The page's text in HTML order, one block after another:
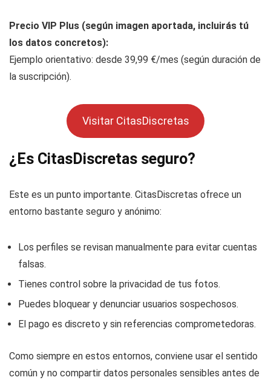
Precio VIP Plus (según imagen aportada, incluirás tú
los datos concretos):
Ejemplo orientativo: desde 39,99 €/mes (según duración de
la suscripción).
Visitar CitasDiscretas
¿Es CitasDiscretas seguro?
Este es un punto importante. CitasDiscretas ofrece un
entorno bastante seguro y anónimo:
Los perfiles se revisan manualmente para evitar cuentas
falsas.
Tienes control sobre la privacidad de tus fotos.
Puedes bloquear y denunciar usuarios sospechosos.
El pago es discreto y sin referencias comprometedoras.
Como siempre en estos entornos, conviene usar el sentido
común y no compartir datos personales sensibles antes de